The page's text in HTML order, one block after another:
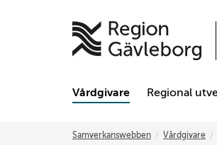
Vårdgivare
Regional
Samverkanswebben Vårdgivare